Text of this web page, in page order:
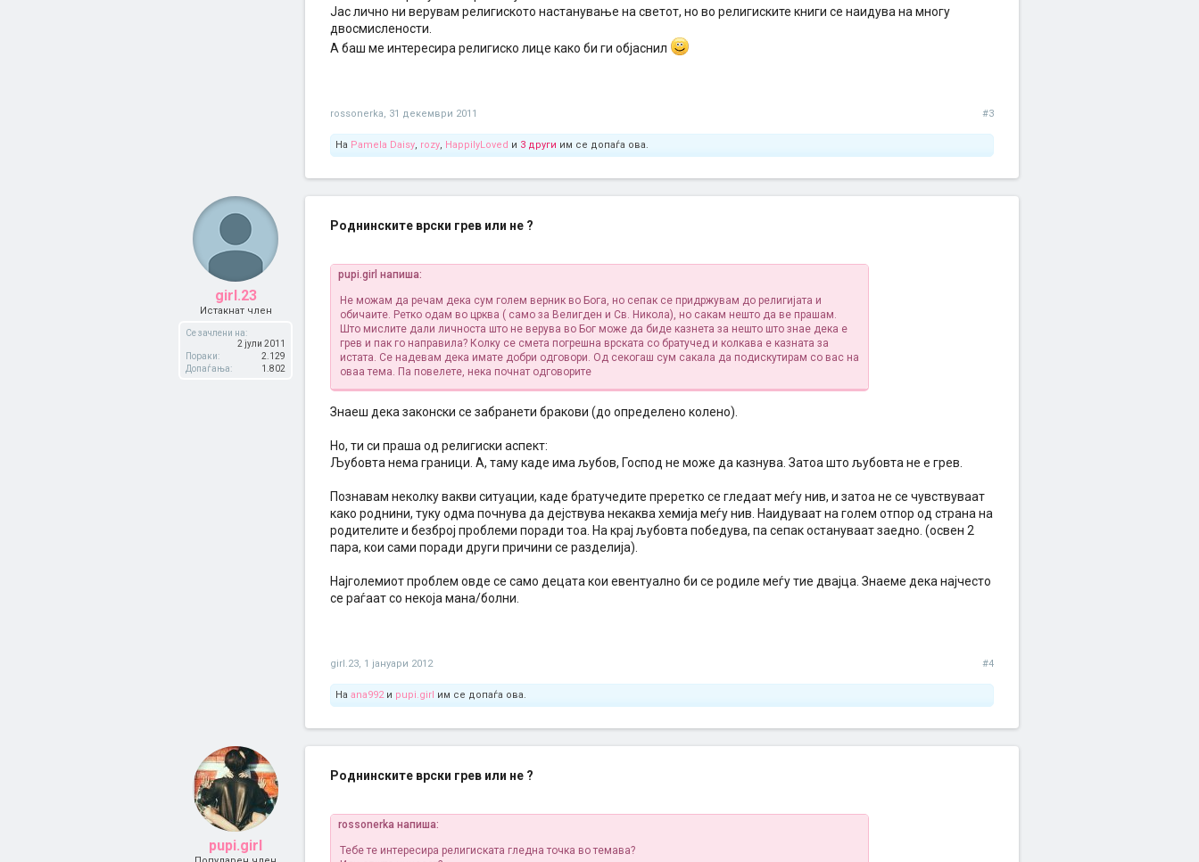
Јас лично ни верувам религиското настанување на светот, но во религиските книги се наидува на многу
двосмислености.
А баш ме интересира религиско лице како би ги објаснил
rossonerka, 31 декември 2011 #3
На Pamela Daisy, rozy, HappilyLoved и 3 други им се допаѓа ова.
girl.23
Истакнат член
Се зачлени на:
2 јули 2011
Пораки:
2.129
Допаѓања:
1.802
Роднинските врски грев или не ?
pupi.girl напиша:
Не можам да речам дека сум голем верник во Бога, но сепак се придржувам до религијата и
обичаите. Ретко одам во црква ( само за Велигден и Св. Никола), но сакам нешто да ве прашам.
Што мислите дали личноста што не верува во Бог може да биде казнета за нешто што знае дека е
грев и пак го направила? Колку се смета погрешна врската со братучед и колкава е казната за
истата. Се надевам дека имате добри одговори. Од секогаш сум сакала да подискутирам со вас на
оваа тема. Па повелете, нека почнат одговорите
Знаеш дека законски се забранети бракови (до определено колено).
Но, ти си праша од религиски аспект:
Љубовта нема граници. А, таму каде има љубов, Господ не може да казнува. Затоа што љубовта не е грев.
Познавам неколку вакви ситуации, каде братучедите преретко се гледаат меѓу нив, и затоа не се чувствуваат
како роднини, туку одма почнува да дејствува некаква хемија меѓу нив. Наидуваат на голем отпор од страна на
родителите и безброј проблеми поради тоа. На крај љубовта победува, па сепак остануваат заедно. (освен 2
пара, кои сами поради други причини се разделија).
Најголемиот проблем овде се само децата кои евентуално би се родиле меѓу тие двајца. Знаеме дека најчесто
се раѓаат со некоја мана/болни.
girl.23, 1 јануари 2012 #4
На ana992и pupi.girl им се допаѓа ова.
pupi.girl
Роднинските врски грев или не ?
rossonerka напиша:
Тебе те интересира религиската гледна точка во темава?